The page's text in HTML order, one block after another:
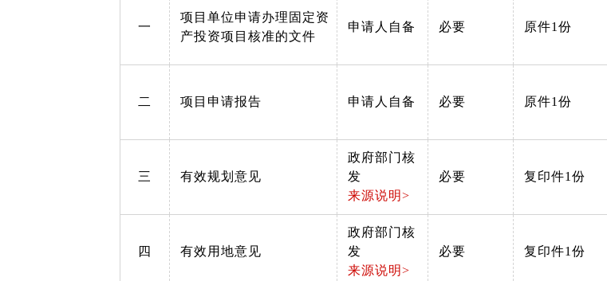
一
项目单位申请办理固定资
产投资项目核准的文件
申请人自备 必要 原件1份
二 项目申请报告 申请人自备 必要 原件1份
三 有效规划意见
政府部门核
发
来源说明>
必要 复印件1份
四 有效用地意见
政府部门核
发
来源说明>
必要 复印件1份